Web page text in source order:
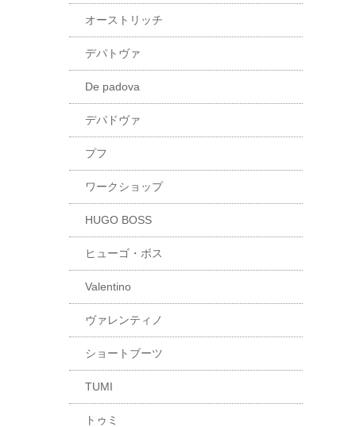
オーストリッチ
デパトヴァ
De padova
デパドヴァ
プフ
ワークショップ
HUGO BOSS
ヒューゴ・ボス
Valentino
ヴァレンティノ
ショートブーツ
TUMI
トゥミ